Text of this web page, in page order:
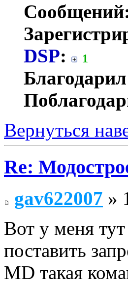
DSP: 1
Вернуться
Re:
gav622007 »
Вот у меня
поставить
MD такая